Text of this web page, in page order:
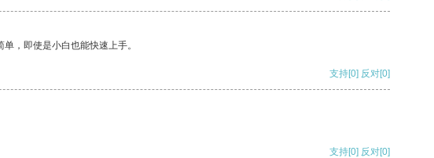
，即使是小白也能快速上手。
支持[0] 反对[0]
支持[0] 反对[0]